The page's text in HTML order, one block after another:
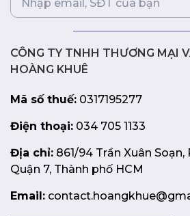
CÔNG TY TNHH THƯƠNG MẠI
HOÀNG KHUÊ
Mã số thuế: 0317195277
Điện thoại: 034 705 1133
Địa chỉ: 861/94 Trần Xuân
Quận 7, Thành phố HCM
Email: